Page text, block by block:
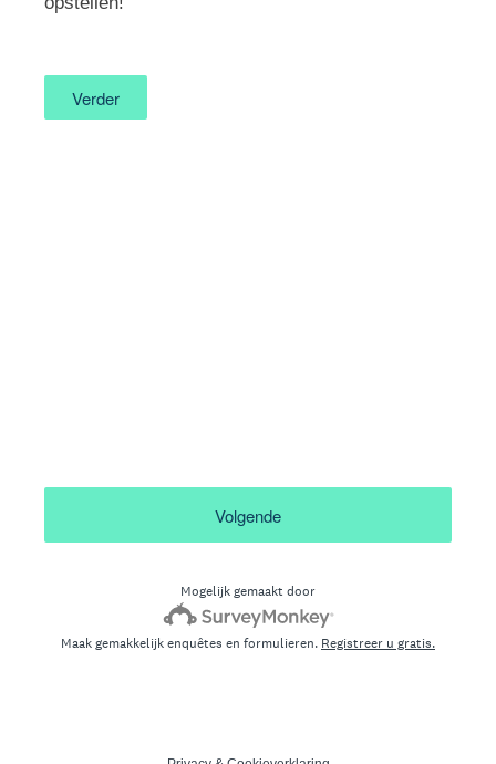
Verder
Volgende
Mogelijk gemaakt door
Maak gemakkelijk enquêtes en formulieren. Registreer u gratis.